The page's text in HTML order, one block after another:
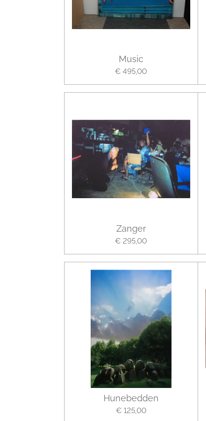
Music
€ 495,00
Zanger
€ 295,00
Hunebedden
€ 125,00